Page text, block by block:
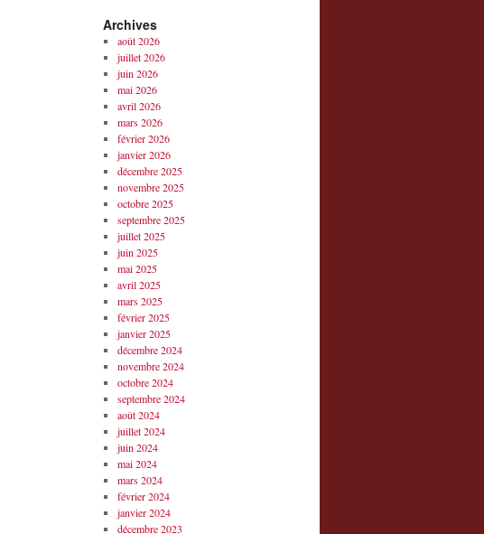
Archives
août 2026
juillet 2026
juin 2026
mai 2026
avril 2026
mars 2026
février 2026
janvier 2026
décembre 2025
novembre 2025
octobre 2025
septembre 2025
juillet 2025
juin 2025
mai 2025
avril 2025
mars 2025
février 2025
janvier 2025
décembre 2024
novembre 2024
octobre 2024
septembre 2024
août 2024
juillet 2024
juin 2024
mai 2024
mars 2024
février 2024
janvier 2024
décembre 2023